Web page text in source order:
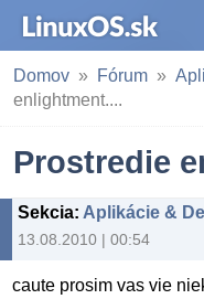
Domov Fórum
enlightment....
Prostredie
Sekcia: Aplikácie &
13.08.2010 | 00:54
caute prosim vas vie